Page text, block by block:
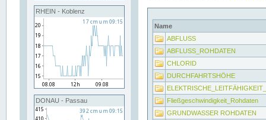
RHEIN - Koblenz
DONAU - Passau
Name
ABFLUSS
ABFLUSS_ROHDATEN
CHLORID
DURCHFAHRTSHÖHE
Fließgeschwindigkeit_Rohdaten
GRUNDWASSER ROHDATEN